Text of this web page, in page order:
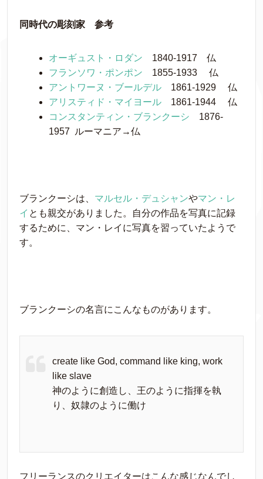
同時代の彫刻家 参考
オーギュスト・ロダン 1840-1917 仏
フランソワ・ポンポン 1855-1933 仏
アントワーヌ・ブールデル 1861-1929 仏
アリスティド・マイヨール 1861-1944 仏
コンスタンティン・ブランクーシ 1876-
1957 ルーマニア→仏
ブランクーシは、 マルセル・デュシャンやマン・レ
イ とも親交がありました。自分の作品を写真に記録
するために、マン・レイに写真を習っていたようで
す。
ブランクーシの名言にこんなものがあります。
create like God, command like king, work
like slave
神のように創造し、王のように指揮を執
り、奴隷のように働け
フリーランスのクリエイターはこんな感じなんでし